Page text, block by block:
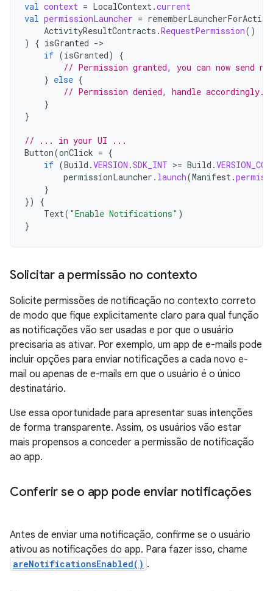
val context = LocalContext.current
val permissionLauncher =
ActivityResultContracts .RequestPermission()
)
{ isGranted -
if (isGranted)
{
// Permission granted, you can now send
} else {
// Permission denied, handle accordingly.
}
}
// ... in your UI ...
Button(onClick = {
if (Build .VERSION .SDK_INT >= Build .
permissionLauncher . launch(Manifest.
}
})
{
Text( "Enable Notifications" )
}
Solicitar a permissão no contexto
Solicite permissões de notificação no contexto correto
de modo que fique explicitamente claro para qual função
as notificações vão ser usadas e por que o usuário
precisaria as ativar. Por exemplo, um app de e-mails pode
incluir opções para enviar notificações a cada novo e-
mail ou apenas de e-mails em que o usuário é o único
destinatário.
Use essa oportunidade para apresentar suas intenções
de forma transparente. Assim, os usuários vão estar
mais propensos a conceder a permissão de notificação
ao app.
Conferir se o app pode enviar notificações
Antes de enviar uma notificação, confirme se o usuário
ativou as notificações do app. Para fazer isso, chame
areNotificationsEnabled() .